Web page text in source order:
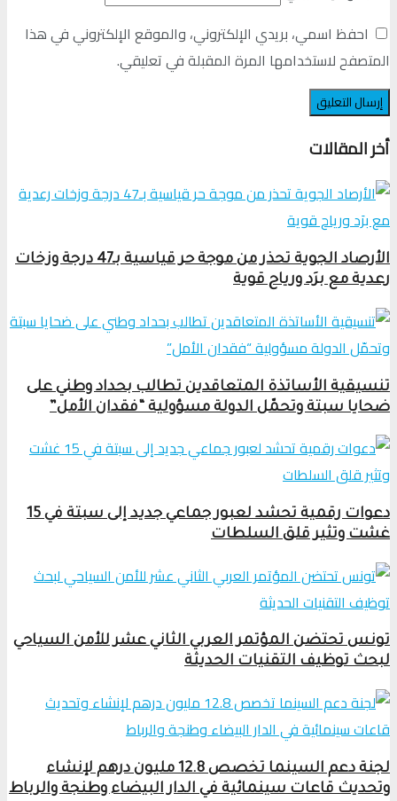
احفظ اسمي، بريدي الإلكتروني، والموقع الإلكتروني في هذا
المتصفح لاستخدامها المرة المقبلة في تعليقي.
أخر المقالات
الأرصاد الجوية تحذر من موجة حر قياسية بـ47 درجة وزخات
رعدية مع برَد ورياح قوية
تنسيقية الأساتذة المتعاقدين تطالب بحداد وطني على
ضحايا سبتة وتحمّل الدولة مسؤولية “فقدان الأمل”
دعوات رقمية تحشد لعبور جماعي جديد إلى سبتة في 15
غشت وتثير قلق السلطات
تونس تحتضن المؤتمر العربي الثاني عشر للأمن السياحي
لبحث توظيف التقنيات الحديثة
لجنة دعم السينما تخصص 12.8 مليون درهم لإنشاء
وتحديث قاعات سينمائية في الدار البيضاء وطنجة والرباط